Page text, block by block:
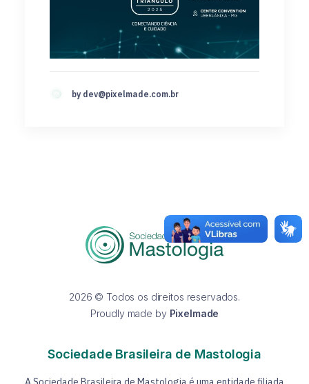
by dev@pixelmade.com.br
2026 © Todos os direitos reservados.
Proudly made by Pixelmade
Sociedade Brasileira de Mastologia